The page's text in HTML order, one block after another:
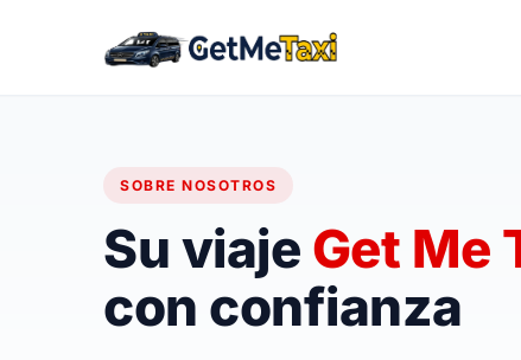
SOBRE NOSOTROS
Su viaje Get Me
con confianza